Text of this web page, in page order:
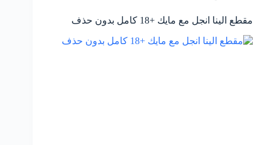
مقطع الينا انجل مع مايك +18 كامل بدون حذف